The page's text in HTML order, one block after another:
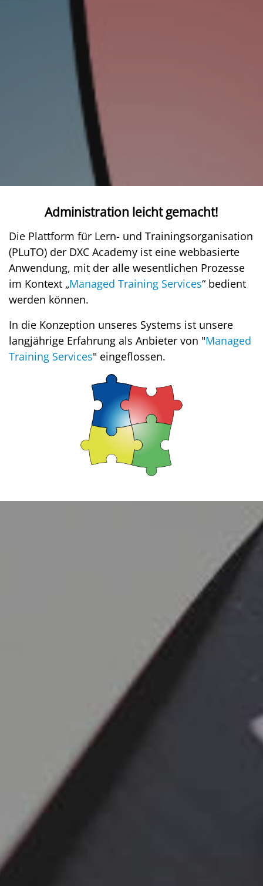
Administration leicht gemacht!
Die Plattform für Lern- und Trainingsorganisation
(PLuTO) der DXC Academy ist eine webbasierte
Anwendung, mit der alle wesentlichen Prozesse
im Kontext „Managed Training Services“ bedient
werden können.
In die Konzeption unseres Systems ist unsere
langjährige Erfahrung als Anbieter von "Managed
Training Services" eingeflossen.